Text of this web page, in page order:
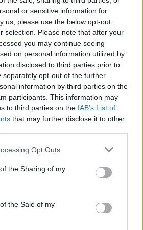
or sensitive information for
us, please use the below opt-out
selection. Please note that after your
you may continue seeing
on personal information utilized by
disclosed to third parties prior to
separately opt-out of the further
information by third parties on the
participants. This information may
to third parties on the IAB’s List of
that may further disclose it to other
Opt Outs
the Sharing of my
the Sale of my
00:02:08
orkestras Nyderlanduose
Visi įrašai
įrašai
Vilniaus r.: dviejų moterų ir
nepavyko